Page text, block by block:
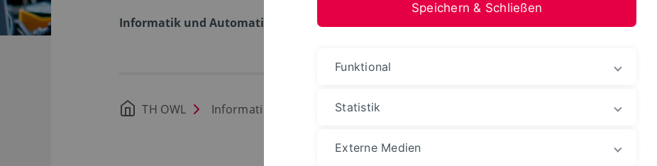
Informatik und Automation
TH OWL Informatik und Automation
Speichern & Schließen
Funktional
Statistik
Externe Medien